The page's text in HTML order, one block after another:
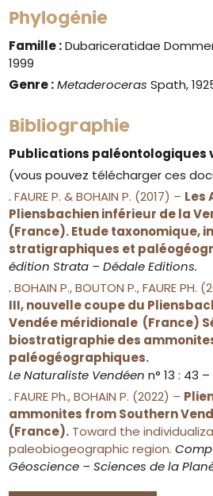
Phylogénie
Famille :Dubariceratidae
1999
Genre : Metaderoceras Spath,
Bibliographie
Publications paléontologiques
(vous pouvez télécharger ces
.FAURE P. & BOHAIN P. (2017) – Les
Pliensbachien inférieur de la
(France). Etude taxonomique,
stratigraphiques et
édition Strata – Dédale Editions.
.BOHAIN P., BOUTON P., FAURE PH.
III, nouvelle coupe du
Vendée méridionale (France)
biostratigraphie des
paléogéographiques.
Le Naturaliste Vendéen n° 13 : 43 –
.FAURE Ph., BOHAIN P. (2022) –
ammonites from Southern
(France). Toward the
paleobiogeographic region.
Géoscience – Sciences de la